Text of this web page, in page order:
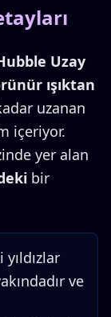
Uzay
ışıktan
uzanan
içeriyor.
yer alan
bir
ve